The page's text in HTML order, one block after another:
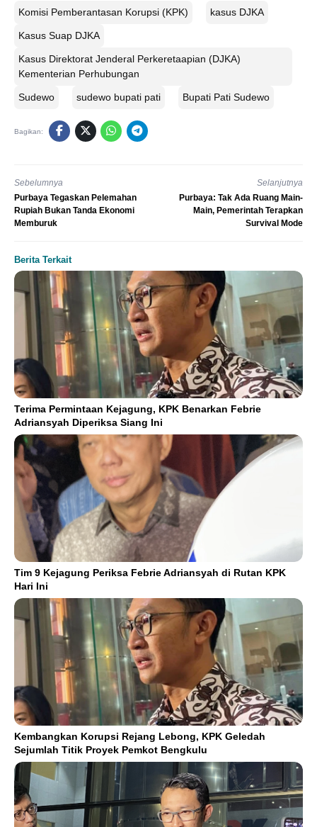
Komisi Pemberantasan Korupsi (KPK) kasus DJKA
Kasus Suap DJKA
Kasus Direktorat Jenderal Perkeretaapian (DJKA)
Kementerian Perhubungan
Sudewo sudewo bupati pati Bupati Pati Sudewo
Bagikan:
Sebelumnya
Purbaya Tegaskan Pelemahan
Rupiah Bukan Tanda Ekonomi
Memburuk
Selanjutnya
Purbaya: Tak Ada Ruang Main-
Main, Pemerintah Terapkan
Survival Mode
Berita Terkait
Terima Permintaan Kejagung, KPK Benarkan Febrie
Adriansyah Diperiksa Siang Ini
Tim 9 Kejagung Periksa Febrie Adriansyah di Rutan KPK
Hari Ini
Kembangkan Korupsi Rejang Lebong, KPK Geledah
Sejumlah Titik Proyek Pemkot Bengkulu